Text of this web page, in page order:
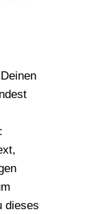
dieses